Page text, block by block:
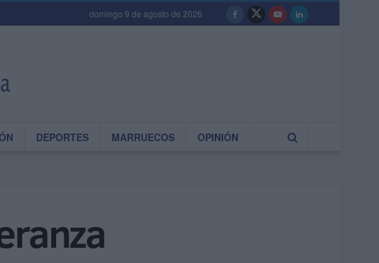
domingo 9 de agosto de 2026
DEPORTES MARRUECOS OPINIÓN